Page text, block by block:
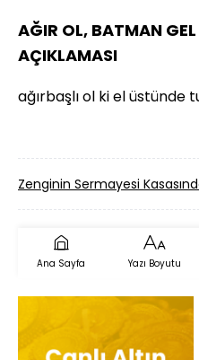
AĞIR OL, BATMAN
AÇIKLAMASI
ağırbaşlı ol ki el üstünde
Zenginin Sermayesi
Ana Sayfa Yazı Boyutu